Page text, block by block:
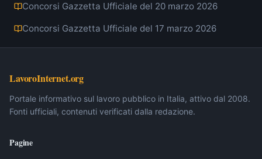
Concorsi Gazzetta Ufficiale del 20 marzo 2026
Concorsi Gazzetta Ufficiale del 17 marzo 2026
LavoroInternet.org
Portale informativo sul lavoro pubblico in Italia, attivo dal 2008.
Fonti ufficiali, contenuti verificati dalla redazione.
Pagine